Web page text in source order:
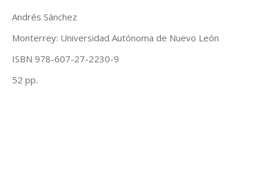
Andrés Sánchez
Monterrey: Universidad Autónoma de Nuevo León
ISBN 978-607-27-2230-9
52 pp.